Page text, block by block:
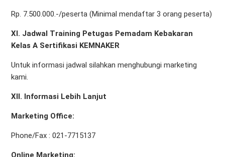
Rp. 7.500.000.-/peserta (Minimal mendaftar 3 orang peserta)
XI. Jadwal Training Petugas Pemadam Kebakaran
Kelas A Sertifikasi KEMNAKER
Untuk informasi jadwal silahkan menghubungi marketing
kami.
XII. Informasi Lebih Lanjut
Marketing Office:
Phone/Fax : 021-7715137
Online Marketing: